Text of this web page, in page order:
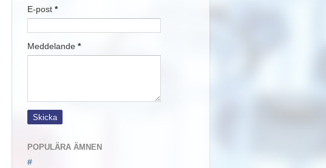
E-post *
Meddelande *
POPULÄRA ÄMNEN
#